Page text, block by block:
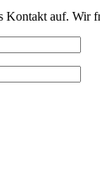
auf. Wir